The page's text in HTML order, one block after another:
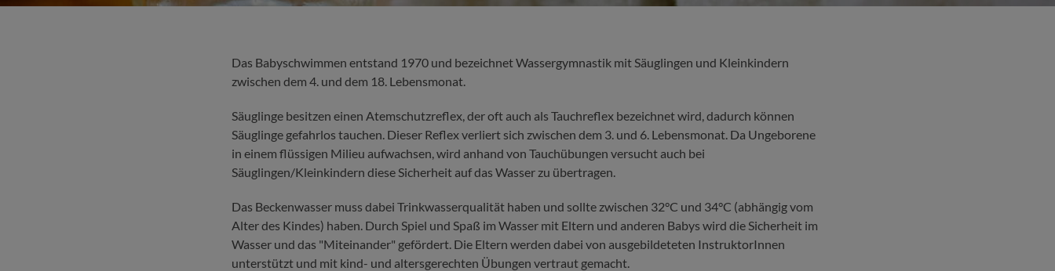
Das Babyschwimmen entstand 1970 und bezeichnet Wassergymnastik mit Säuglingen und Kleinkindern
zwischen dem 4. und dem 18. Lebensmonat.
Säuglinge besitzen einen Atemschutzreflex, der oft auch als Tauchreflex bezeichnet wird, dadurch können
Säuglinge gefahrlos tauchen. Dieser Reflex verliert sich zwischen dem 3. und 6. Lebensmonat. Da Ungeborene
in einem flüssigen Milieu aufwachsen, wird anhand von Tauchübungen versucht auch bei
Säuglingen/Kleinkindern diese Sicherheit auf das Wasser zu übertragen.
Das Beckenwasser muss dabei Trinkwasserqualität haben und sollte zwischen 32°C und 34°C (abhängig vom
Alter des Kindes) haben. Durch Spiel und Spaß im Wasser mit Eltern und anderen Babys wird die Sicherheit im
Wasser und das "Miteinander" gefördert. Die Eltern werden dabei von ausgebildeteten InstruktorInnen
unterstützt und mit kind- und altersgerechten Übungen vertraut gemacht.